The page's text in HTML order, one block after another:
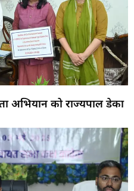
अभियान को राज्यपाल डेका